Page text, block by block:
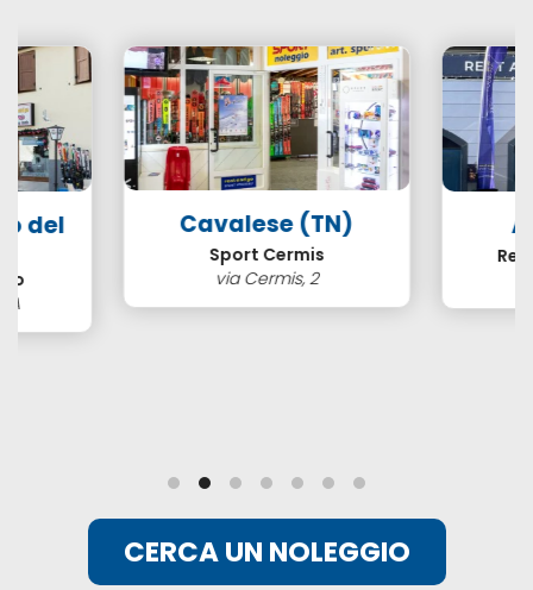
del
A
Cavalese (TN)
Sport Cermis
via Cermis, 2
CERCA UN NOLEGGIO